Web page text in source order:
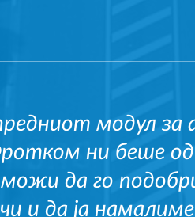
модул за
ни беше од
да го
и да ја